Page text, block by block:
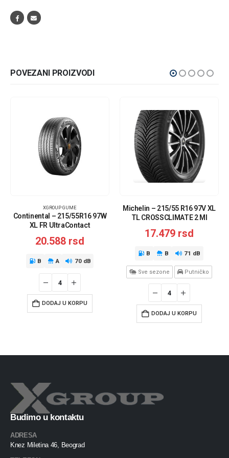
POVEZANI PROIZVODI
XGROUP GUME
Continental – 215/55R16 97W
XL FR UltraContact
20.588 rsd
B A 70 dB
DODAJ U KORPU
Michelin – 215/55 R16 97V XL
TL CROSSCLIMATE 2 MI
17.479 rsd
B B 71 dB
Sve sezone Putničko
DODAJ U KORPU
Budimo u kontaktu
ADRESA
Knez Miletina 46, Beograd